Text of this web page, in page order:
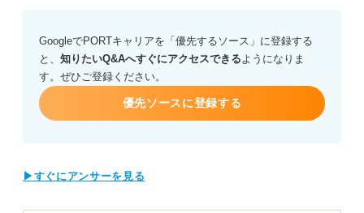
GoogleでPORTキャリアを「優先するソース」に登録する
と、 知りたいQ&Aへすぐにアクセスできるようになりま
す。ぜひご登録ください。
優先ソースに登録する
▶すぐにアンサーを見る